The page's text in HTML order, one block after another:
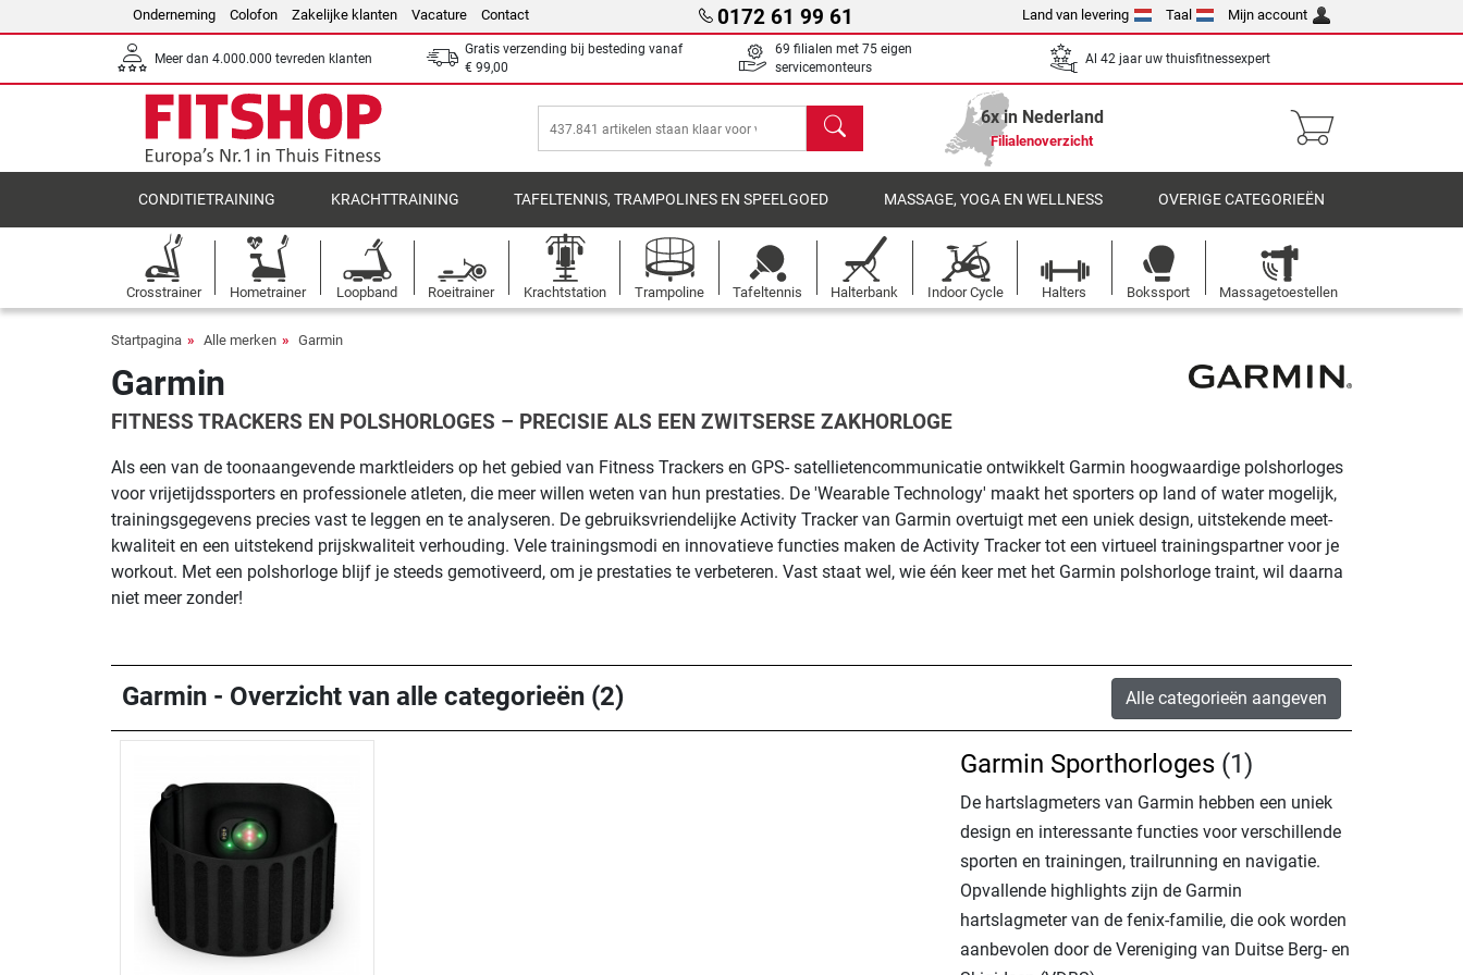
Onderneming Colofon Zakelijke klanten Vacature Contact 0172 61 99 61 Land van levering Taal Mijn account
Meer dan 4.000.000 tevreden klanten
Gratis verzending bij besteding vanaf
€ 99,00
69 filialen met 75 eigen
servicemonteurs
Al 42 jaar uw thuisfitnessexpert
Zoeken 6x in Nederland
Filialenoverzicht
CONDITIETRAINING KRACHTTRAINING TAFELTENNIS, TRAMPOLINES EN SPEELGOED MASSAGE, YOGA EN WELLNESS OVERIGE CATEGORIEËN
Crosstrainer Hometrainer Loopband Roeitrainer Krachtstation Trampoline Tafeltennis Halterbank Indoor Cycle Halters Bokssport Massagetoestellen
Startpagina Alle merken Garmin
Garmin
FITNESS TRACKERS EN POLSHORLOGES – PRECISIE ALS EEN ZWITSERSE ZAKHORLOGE
Als een van de toonaangevende marktleiders op het gebied van Fitness Trackers en GPS- satellietencommunicatie ontwikkelt Garmin hoogwaardige polshorloges
voor vrijetijdssporters en professionele atleten, die meer willen weten van hun prestaties. De 'Wearable Technology' maakt het sporters op land of water mogelijk,
trainingsgegevens precies vast te leggen en te analyseren. De gebruiksvriendelijke Activity Tracker van Garmin overtuigt met een uniek design, uitstekende meet­
kwaliteit en een uitstekend prijs­kwaliteit verhouding. Vele trainingsmodi en innovatieve functies maken de Activity Tracker tot een virtueel trainingspartner voor je
workout. Met een polshorloge blijf je steeds gemotiveerd, om je prestaties te verbeteren. Vast staat wel, wie één keer met het Garmin polshorloge traint, wil daarna
niet meer zonder!
Garmin - Overzicht van alle categorieën (2) Alle categorieën aangeven
Garmin Sporthorloges (1)
De hartslagmeters van Garmin hebben een uniek
design en interessante functies voor verschillende
sporten en trainingen, trailrunning en navigatie.
Opvallende highlights zijn de Garmin
hartslagmeter van de fenix-familie, die ook worden
aanbevolen door de Vereniging van Duitse Berg- en